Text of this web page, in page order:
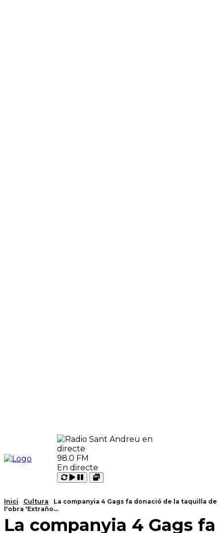
98.0 FM
En directe
Carregant
Reproduir
Pausar
Open
Inici Cultura
La companyia 4 Gags fa donació de la taquilla de
l'obra 'Extraño...
La companyia 4 Gags fa